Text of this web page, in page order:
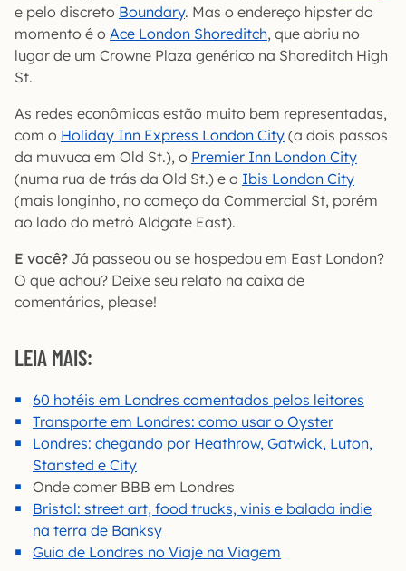
e pelo discreto Boundary. Mas o endereço hipster do
momento é o Ace London Shoreditch, que abriu no
lugar de um Crowne Plaza genérico na Shoreditch High
St.
As redes econômicas estão muito bem representadas,
com o Holiday Inn Express London City (a dois passos
da muvuca em Old St.), o Premier Inn London City
(numa rua de trás da Old St.) e o Ibis London City
(mais longinho, no começo da Commercial St, porém
ao lado do metrô Aldgate East).
E você? Já passeou ou se hospedou em East London?
O que achou? Deixe seu relato na caixa de
comentários, please!
LEIA MAIS:
60 hotéis em Londres comentados pelos leitores
Transporte em Londres: como usar o Oyster
Londres: chegando por Heathrow, Gatwick, Luton,
Stansted e City
Onde comer BBB em Londres
Bristol: street art, food trucks, vinis e balada indie
na terra de Banksy
Guia de Londres no Viaje na Viagem